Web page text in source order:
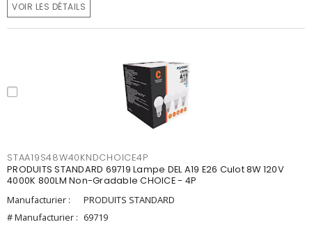
VOIR LES DÉTAILS
STAA19S48W40KNDCHOICE4P
PRODUITS STANDARD 69719 Lampe DEL A19 E26 Culot 8W 120V
4000K 800LM Non-Gradable CHOICE - 4P
Manufacturier :
PRODUITS STANDARD
# Manufacturier : 69719